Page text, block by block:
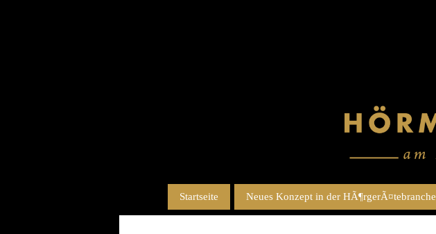
Startseite Neues Konzept in der HÃ¶rgerÃ¤tebranche